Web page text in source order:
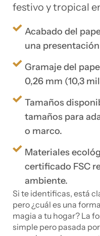
festivo y tropical
Acabado del
una
Gramaje del
0,26 mm (10,3
Tamaños
tamaños para
o marco.
Materiales
certificado FSC
ambiente.
Si te identificas, está
pero ¿cuál es una
magia a tu hogar? La
simple pero pasada